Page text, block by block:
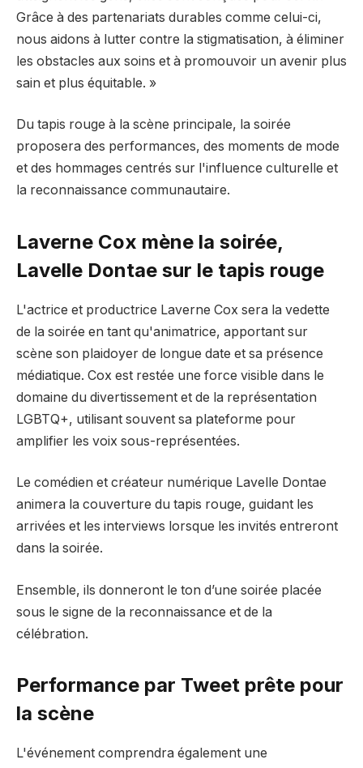
Grâce à des partenariats durables comme celui-ci,
nous aidons à lutter contre la stigmatisation, à éliminer
les obstacles aux soins et à promouvoir un avenir plus
sain et plus équitable. »
Du tapis rouge à la scène principale, la soirée
proposera des performances, des moments de mode
et des hommages centrés sur l'influence culturelle et
la reconnaissance communautaire.
Laverne Cox mène la soirée,
Lavelle Dontae sur le tapis rouge
L'actrice et productrice Laverne Cox sera la vedette
de la soirée en tant qu'animatrice, apportant sur
scène son plaidoyer de longue date et sa présence
médiatique. Cox est restée une force visible dans le
domaine du divertissement et de la représentation
LGBTQ+, utilisant souvent sa plateforme pour
amplifier les voix sous-représentées.
Le comédien et créateur numérique Lavelle Dontae
animera la couverture du tapis rouge, guidant les
arrivées et les interviews lorsque les invités entreront
dans la soirée.
Ensemble, ils donneront le ton d’une soirée placée
sous le signe de la reconnaissance et de la
célébration.
Performance par Tweet prête pour
la scène
L'événement comprendra également une